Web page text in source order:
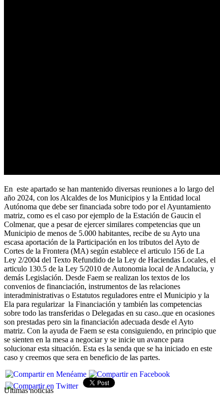
En este apartado se han mantenido diversas reuniones a lo largo del
año 2024, con los Alcaldes de los Municipios y la Entidad local
Autónoma que debe ser financiada sobre todo por el Ayuntamiento
matriz, como es el caso por ejemplo de la Estación de Gaucin el
Colmenar, que a pesar de ejercer similares competencias que un
Municipio de menos de 5.000 habitantes, recibe de su Ayto una
escasa aportación de la Participación en los tributos del Ayto de
Cortes de la Frontera (MA) según establece el articulo 156 de La
Ley 2/2004 del Texto Refundido de la Ley de Haciendas Locales, el
articulo 130.5 de la Ley 5/2010 de Autonomia local de Andalucia, y
demás Legislación. Desde Faem se realizan los textos de los
convenios de financiación, instrumentos de las relaciones
interadministrativas o Estatutos reguladores entre el Municipio y la
Ela para regularizar la Financiación y también las competencias
sobre todo las transferidas o Delegadas en su caso..que en ocasiones
son prestadas pero sin la financiación adecuada desde el Ayto
matriz. Con la ayuda de Faem se esta consiguiendo, en principio que
se sienten en la mesa a negociar y se inicie un avance para
solucionar esta situación. Esta es la senda que se ha iniciado en este
caso y creemos que sera en beneficio de las partes.
Ultimas noticias